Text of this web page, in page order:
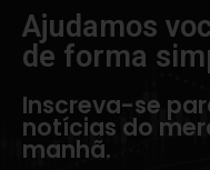
Ajudamos
de forma
Inscreva-se
notícias do
manhã.